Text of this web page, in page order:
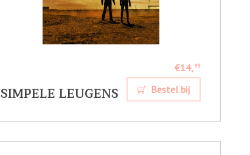
SIMPELE LEUGENS
€14,99
Bestel bij